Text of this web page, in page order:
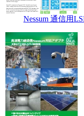
Nessum 通信用